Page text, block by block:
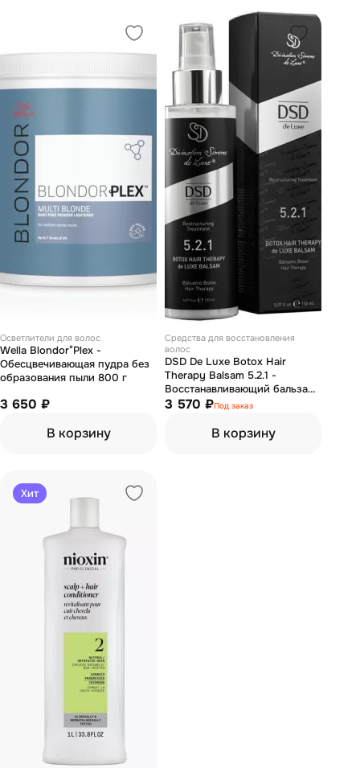
Осветлители для волос
Wella Blondor°Plex -
Обесцвечивающая пудра без
образования пыли 800 г
3 650 ₽
В корзину
Средства для восстановления
волос
DSD De Luxe Botox Hair
Therapy Balsam 5.2.1 -
Восстанавливающий бальзам-
термозащита ботокс для
3 570 ₽Под заказ
В корзину
Хит